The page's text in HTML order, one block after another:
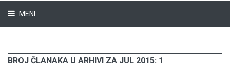
MENI
BROJ ČLANAKA U ARHIVI ZA JUL 2015: 1